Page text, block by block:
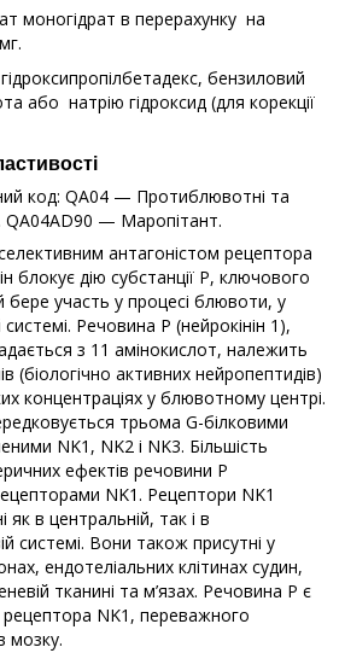
моногідрат в перерахунку на
бензиловий
або натрію гідроксид (для корекції
код: QA04 — Протиблювотні та
QA04AD90 — Маропітант.
антагоністом рецептора
блокує дію субстанції P, ключового
бере участь у процесі блювоти, у
Речовина P (нейрокінін 1),
з 11 амінокислот, належить
(біологічно активних нейропептидів)
концентраціях у блювотному центрі.
трьома G-білковими
NK1, NK2 і NK3. Більшість
ефектів речовини P
NK1. Рецептори NK1
в центральній, так і в
системі. Вони також присутні у
ендотеліальних клітинах судин,
тканині та м’язах. Речовина Р є
NK1, переважного
мозку.